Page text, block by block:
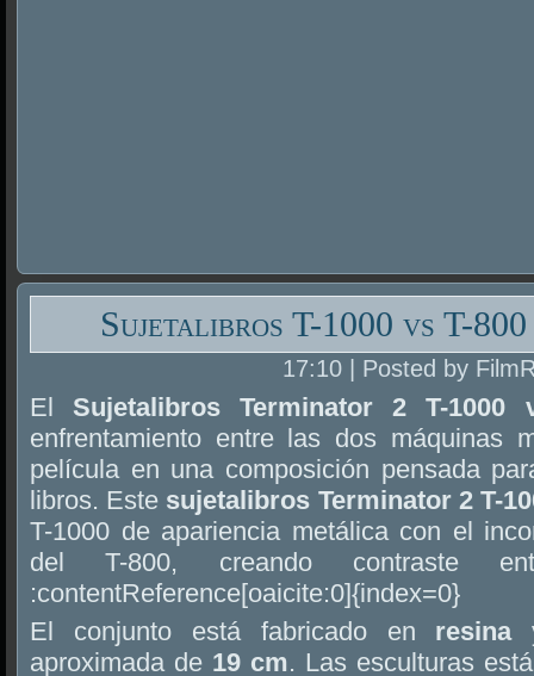
Sujetalibros T-1000 vs T-
17:10 | Posted by
El Sujetalibros Terminator 2 T-1000
enfrentamiento entre las dos máquinas
película en una composición pensada
libros. Este sujetalibros Terminator 2 T-
T-1000 de apariencia metálica con el
del T-800, creando contraste
:contentReference[oaicite:0]{index=0}
El conjunto está fabricado en resinay
aproximada de 19 cm. Las esculturas